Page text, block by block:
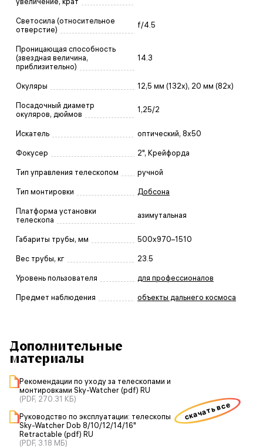
Светосила (относительное
отверстие)
f/4.5
Проницающая способность
(звездная величина,
приблизительно)
14.3
Окуляры 12,5 мм (132x), 20 мм (82x)
Посадочный диаметр
окуляров, дюймов
1,25/2
Искатель оптический, 8x50
Фокусер 2", Крейфорда
Тип управления телескопом ручной
Тип монтировки Добсона
Платформа установки
телескопа
азимутальная
Габариты трубы, мм 500x970–1510
Вес трубы, кг 23.5
Уровень пользователя для профессионалов
Предмет наблюдения объекты дальнего космоса
Дополнительные
материалы
Рекомендации по уходу за телескопами и
монтировками Sky-Watcher (pdf) RU
(PDF, 270.31 КБ)
Руководство по эксплуатации: телескопы
Sky-Watcher Dob 8/10/12/14/16"
Retractable (pdf) RU
(PDF, 3.18 МБ)
скачать все